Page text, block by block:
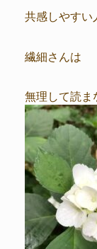
共感しやすい
繊細さんは
無理して読